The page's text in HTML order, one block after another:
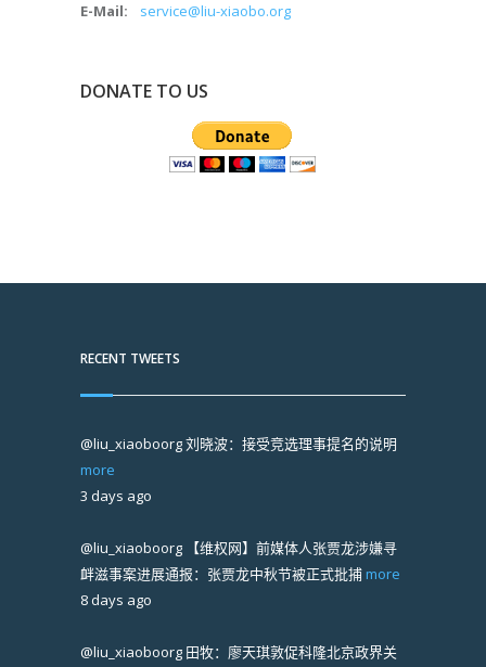
E-Mail: service@liu-xiaobo.org
DONATE TO US
RECENT TWEETS
@liu_xiaoboorg刘晓波：接受竞选理事提名的说明
more
3 days ago
@liu_xiaoboorg 【维权网】前媒体人张贾龙涉嫌寻
衅滋事案进展通报：张贾龙中秋节被正式批捕 more
8 days ago
@liu_xiaoboorg 田牧：廖天琪敦促科隆北京政界关